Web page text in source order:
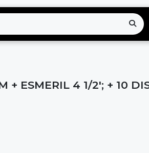
+ ESMERIL 4 1/2'; + 10